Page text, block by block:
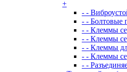
+
- -
- - Болтовые
- - Клеммы
- - Клеммы
- - Клеммы
- - Клеммы
- -